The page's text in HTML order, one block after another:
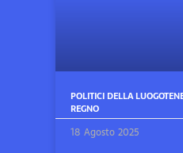
POLITICI DELLA
REGNO
18 Agosto 2025